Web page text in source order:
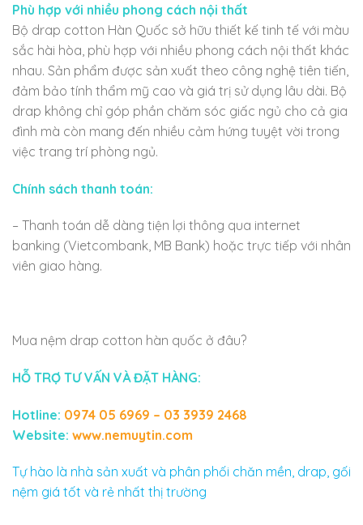
Phù hợp với nhiều phong cách nội thất
Bộ drap cotton Hàn Quốc sở hữu thiết kế tinh tế với màu
sắc hài hòa, phù hợp với nhiều phong cách nội thất khác
nhau. Sản phẩm được sản xuất theo công nghệ tiên tiến,
đảm bảo tính thẩm mỹ cao và giá trị sử dụng lâu dài. Bộ
drap không chỉ góp phần chăm sóc giấc ngủ cho cả gia
đình mà còn mang đến nhiều cảm hứng tuyệt vời trong
việc trang trí phòng ngủ.
Chính sách thanh toán:
– Thanh toán dễ dàng tiện lợi thông qua internet
banking (Vietcombank, MB Bank) hoặc trực tiếp với nhân
viên giao hàng.
Mua nệm drap cotton hàn quốc ở đâu?
HỖ TRỢ TƯ VẤN VÀ ĐẶT HÀNG:
Hotline: 0974 05 6969 – 03 3939 2468
Website: www.nemuytin.com
Tự hào là nhà sản xuất và phân phối chăn mền, drap, gối
nệm giá tốt và rẻ nhất thị trường